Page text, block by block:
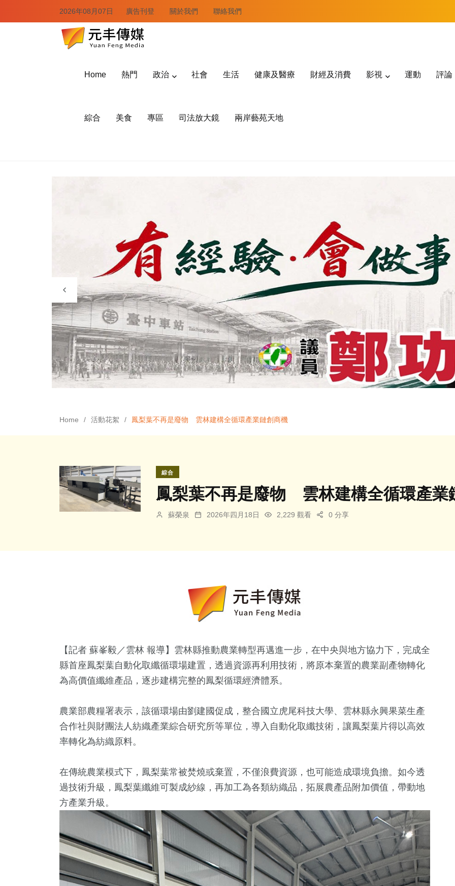
2026年08月07日 廣告刊登 關於我們 聯絡我們
Home 熱門 政治 社會 生活 健康及醫療 財經及消費 影視 運動 評論
綜合 美食 專區 司法放大鏡 兩岸藝苑天地
Home 活動花絮 鳳梨葉不再是廢物 雲林建構全循環產業鏈創商機
綜合
鳳梨葉不再是廢物 雲林建構全循環產業
蘇榮泉 2026年四月18日 2,229 觀看 0 分享
【記者 蘇峯毅／雲林 報導】雲林縣推動農業轉型再邁進一步，在中央與地方協力下，完成全
縣首座鳳梨葉自動化取纖循環場建置，透過資源再利用技術，將原本棄置的農業副產物轉化
為高價值纖維產品，逐步建構完整的鳳梨循環經濟體系。
農業部農糧署表示，該循環場由劉建國促成，整合國立虎尾科技大學、 雲林縣永興果菜生產
合作社與財團法人紡織產業綜合研究所等單位，導入自動化取纖技術，讓鳳梨葉片得以高效
率轉化為紡織原料。
在傳統農業模式下，鳳梨葉常被焚燒或棄置，不僅浪費資源，也可能造成環境負擔。如今透
過技術升級，鳳梨葉纖維可製成紗線，再加工為各類紡織品，拓展農產品附加價值，帶動地
方產業升級。
+
旅遊 健康及醫療 藝文
1579+
社會
79+
兩岸
1264+
政治
海峽論壇專區
13+
演唱會
76+
影視
11
綜藝